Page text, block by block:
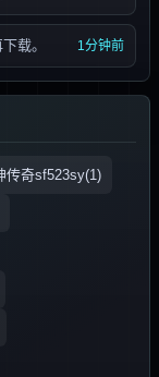
载。 1分钟前
传奇sf523sy(1)